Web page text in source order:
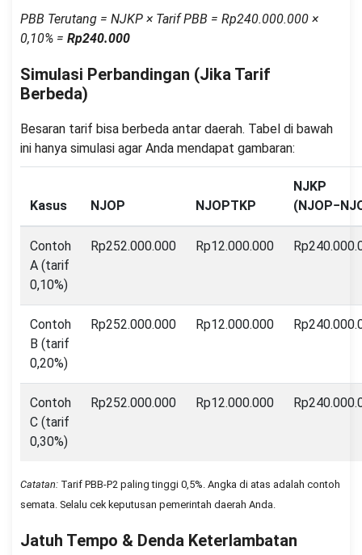
PBB Terutang = NJKP × Tarif PBB = Rp240.000.000 ×
0,10% = Rp240.000
Simulasi Perbandingan (Jika Tarif
Berbeda)
Besaran tarif bisa berbeda antar daerah. Tabel di bawah
ini hanya simulasi agar Anda mendapat gambaran:
Kasus NJOP NJOPTKP
NJKP
Contoh
A (tarif
0,10%)
Rp252.000.000 Rp12.000.000
Contoh
B (tarif
0,20%)
Rp252.000.000 Rp12.000.000
Contoh
C (tarif
0,30%)
Rp252.000.000 Rp12.000.000
Catatan: Tarif PBB-P2 paling tinggi 0,5%. Angka di atas adalah contoh
semata. Selalu cek keputusan pemerintah daerah Anda.
Jatuh Tempo & Denda Keterlambatan